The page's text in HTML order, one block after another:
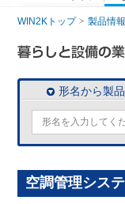
WIN2Kトップ 製品情報
形名から製
空調管理シス